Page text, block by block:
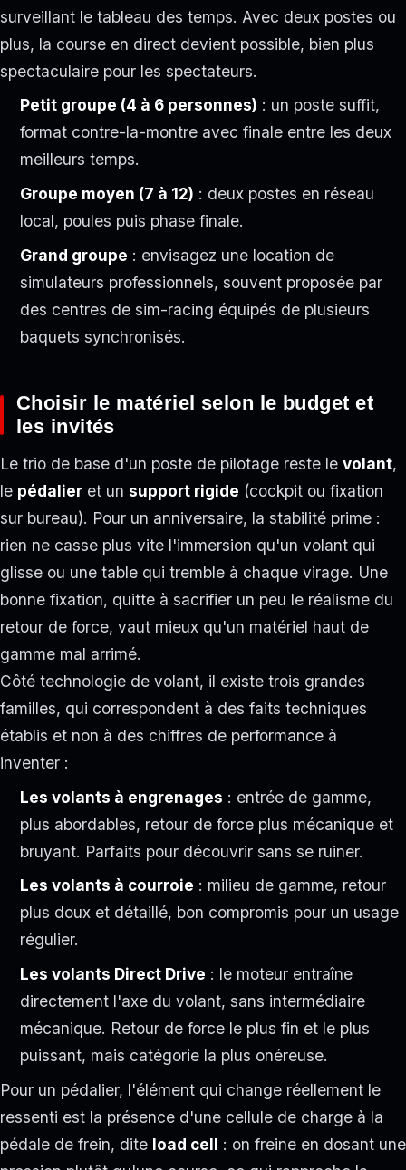
surveillant le tableau des temps. Avec deux postes ou
plus, la course en direct devient possible, bien plus
spectaculaire pour les spectateurs.
Petit groupe (4 à 6 personnes) : un poste suffit,
format contre-la-montre avec finale entre les deux
meilleurs temps.
Groupe moyen (7 à 12) : deux postes en réseau
local, poules puis phase finale.
Grand groupe : envisagez une location de
simulateurs professionnels, souvent proposée par
des centres de sim-racing équipés de plusieurs
baquets synchronisés.
Choisir le matériel selon le budget et
les invités
Le trio de base d'un poste de pilotage reste le volant,
le pédalier et un support rigide (cockpit ou fixation
sur bureau). Pour un anniversaire, la stabilité prime :
rien ne casse plus vite l'immersion qu'un volant qui
glisse ou une table qui tremble à chaque virage. Une
bonne fixation, quitte à sacrifier un peu le réalisme du
retour de force, vaut mieux qu'un matériel haut de
gamme mal arrimé.
Côté technologie de volant, il existe trois grandes
familles, qui correspondent à des faits techniques
établis et non à des chiffres de performance à
inventer :
Les volants à engrenages : entrée de gamme,
plus abordables, retour de force plus mécanique et
bruyant. Parfaits pour découvrir sans se ruiner.
Les volants à courroie : milieu de gamme, retour
plus doux et détaillé, bon compromis pour un usage
régulier.
Les volants Direct Drive : le moteur entraîne
directement l'axe du volant, sans intermédiaire
mécanique. Retour de force le plus fin et le plus
puissant, mais catégorie la plus onéreuse.
Pour un pédalier, l'élément qui change réellement le
ressenti est la présence d'une cellule de charge à la
pédale de frein, dite load cell : on freine en dosant une